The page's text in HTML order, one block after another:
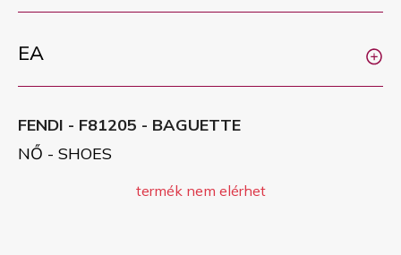
EA
FENDI - F81205 - BAGUETTE
NŐ - SHOES
termék nem elérhet